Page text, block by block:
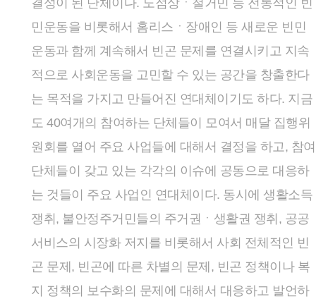
결성이 된 단체이다. 노점상ㆍ철거민 등 전통적인 빈
민운동을 비롯해서 홈리스ㆍ장애인 등 새로운 빈민
운동과 함께 계속해서 빈곤 문제를 연결시키고 지속
적으로 사회운동을 고민할 수 있는 공간을 창출한다
는 목적을 가지고 만들어진 연대체이기도 하다. 지금
도 40여개의 참여하는 단체들이 모여서 매달 집행위
원회를 열어 주요 사업들에 대해서 결정을 하고, 참여
단체들이 갖고 있는 각각의 이슈에 공동으로 대응하
는 것들이 주요 사업인 연대체이다. 동시에 생활소득
쟁취, 불안정주거민들의 주거권ㆍ생활권 쟁취, 공공
서비스의 시장화 저지를 비롯해서 사회 전체적인 빈
곤 문제, 빈곤에 따른 차별의 문제, 빈곤 정책이나 복
지 정책의 보수화의 문제에 대해서 대응하고 발언하